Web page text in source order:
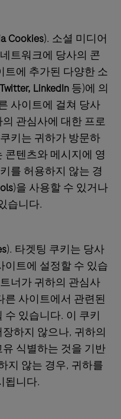
Cookies). 소셜 미디어
트워크에 당사의 콘
트에 추가된 다양한 소
LinkedIn 등)에 의
사이트에 걸쳐 당사
관심사에 대한 프로
키는 귀하가 방문하
콘텐츠와 메시지에 영
를 허용하지 않는 경
)을 사용할 수 있거나
습니다.
). 타겟팅 쿠키는 당사
이트에 설정할 수 있습
너가 귀하의 관심사
른 사이트에서 관련된
있습니다. 이 쿠키
하지 않으나, 귀하의
식별하는 것을 기반
지 않는 경우, 귀하를
됩니다.